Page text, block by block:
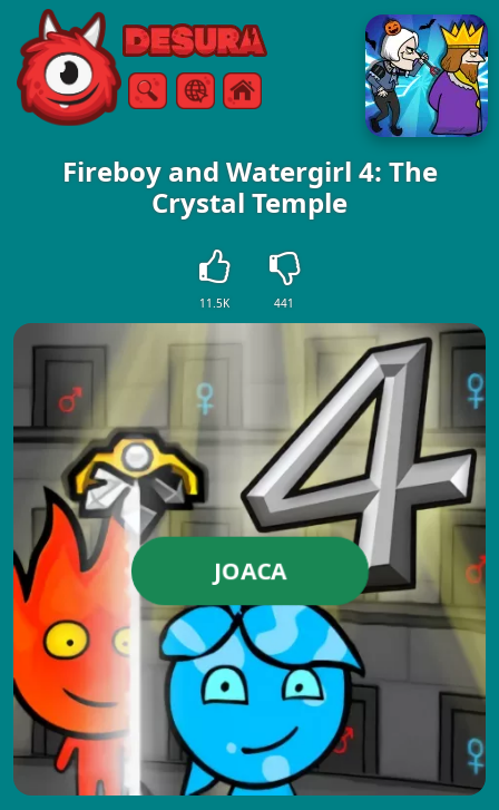
Free Online Games
CăutareMeniul
Fireboy and Watergirl 4: The
Crystal Temple
11.5K 441
JOACA